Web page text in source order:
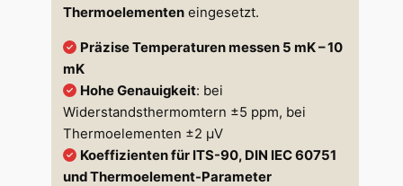
Thermoelementen eingesetzt.
Präzise Temperaturen messen 5 mK – 10
mK
Hohe Genauigkeit: bei
Widerstandsthermomtern ±5 ppm, bei
Thermoelementen ±2 µV
Koeffizienten für ITS-90, DIN IEC 60751
und Thermoelement-Parameter